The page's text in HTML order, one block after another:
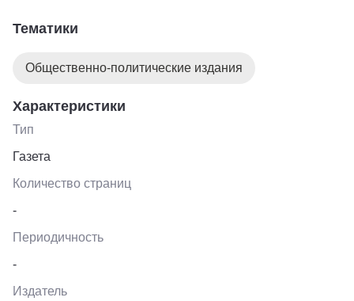
Тематики
Общественно-политические издания
Характеристики
Тип
Газета
Количество страниц
-
Периодичность
-
Издатель